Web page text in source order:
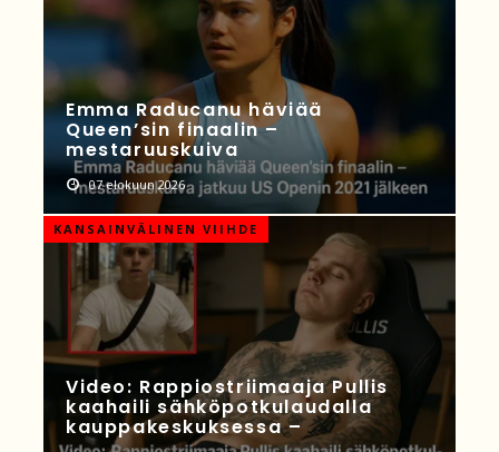
Emma Raducanu häviää
Queen’sin finaalin –
mestaruuskuiva
07 elokuun 2026
KANSAINVÄLINEN VIIHDE
Video: Rappiostriimaaja Pullis
kaahaili sähköpotkulaudalla
kauppakeskuksessa –